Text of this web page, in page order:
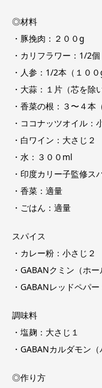
◎材料
・豚挽肉：２００g
・カリフラワー：1/2個
・人参：1/2本（１００
・大蒜：１片（芯を除
・香菜の根：３〜４本
・ココナッツオイル：
・白ワイン：大さじ２
・水：３００ml
・印度カリー子監修ス
・香菜：適量
・ごはん：適量
スパイス
・カレー粉：小さじ２
・GABANクミン（ホ
・GABANレッドペパ
調味料
・塩麹：大さじ１
・GABANカルダモン
◎作り方